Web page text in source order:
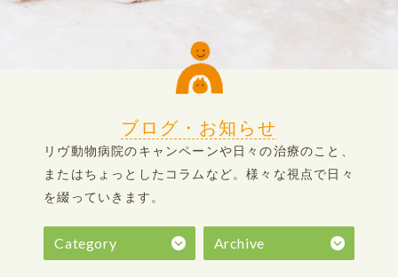
ブログ・お知らせ
リヴ動物病院のキャンペーンや日々の治療のこと、
またはちょっとしたコラムなど。様々な視点で日々
を綴っていきます。
Category Archive